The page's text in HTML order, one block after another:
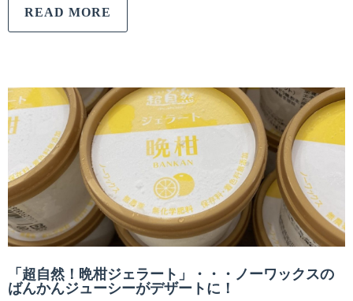
READ MORE
「超自然！晩柑ジェラート」・・・ノーワックスの
ばんかんジューシーがデザートに！